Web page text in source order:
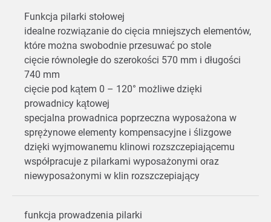
Funkcja pilarki stołowej
idealne rozwiązanie do cięcia mniejszych elementów,
które można swobodnie przesuwać po stole
cięcie równoległe do szerokości 570 mm i długości
740 mm
cięcie pod kątem 0 – 120° możliwe dzięki
prowadnicy kątowej
specjalna prowadnica poprzeczna wyposażona w
sprężynowe elementy kompensacyjne i ślizgowe
dzięki wyjmowanemu klinowi rozszczepiającemu
współpracuje z pilarkami wyposażonymi oraz
niewyposażonymi w klin rozszczepiający
funkcja prowadzenia pilarki